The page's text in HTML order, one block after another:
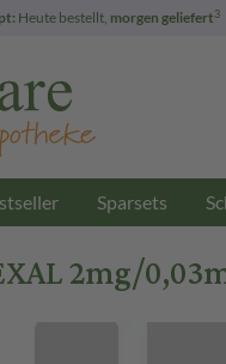
Heute bestellt, morgen geliefert3
Sparsets
2mg/